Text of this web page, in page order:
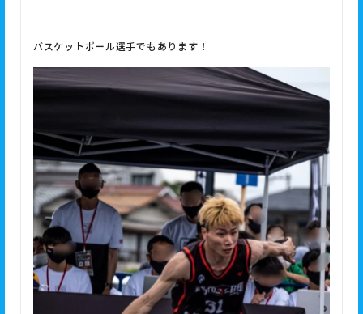
バスケットボール選手でもあります！